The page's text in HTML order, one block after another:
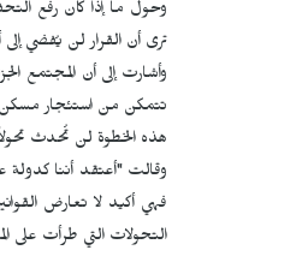
وحول ما إذا كان رفع
ترى أن القرار لن يُفضي
وأشارت إلى أن المجتمع
تتمكن من استئجار مسكن
هذه الخطوة لن تُحدث
وقالت "أعتقد أننا كدولة
فهي أكيد لا تعارض
التحولات التي طرأت على